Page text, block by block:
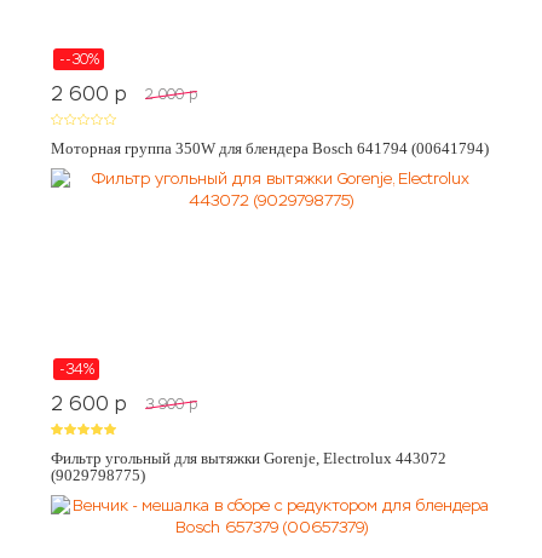
--30%
2 600 p 2 000 p
Моторная группа 350W для блендера Bosch 641794 (00641794)
-34%
2 600 p 3 900 p
Фильтр угольный для вытяжки Gorenje, Electrolux 443072
(9029798775)